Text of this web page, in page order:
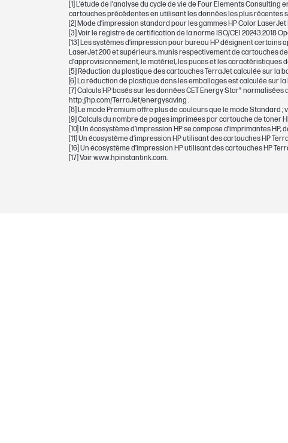
Rendement de démarrage en couleur
DIMENSIONS
Dimensions minimales (L x P x H)
Dimensions de l'emballage (L x P x H)
[1] L’étude de l’analyse du cycle de vie de Four Elements
cartouches précédentes en utilisant les données les plus récentes
[2] Mode d’impression standard pour les gammes HP Color
[3] Voir le registre de certification de la norme ISO/CEI
[13] Les systèmes d’impression pour bureau HP désignent
LaserJet 200 et supérieurs, munis respectivement de cartouches
d’approvisionnement, le matériel, les puces et les caractéristiques
[5] Réduction du plastique des cartouches TerraJet calculée sur
[6] La réduction de plastique dans les emballages est calculée sur
[7] Calculs HP basés sur les données CET Energy Star®
http://hp.com/TerraJet/energysaving .
[8] Le mode Premium offre plus de couleurs que le mode Standard
[9] Calculs du nombre de pages imprimées par cartouche de
[10] Un écosystème d’impression HP se compose d’imprimantes
[11] Un écosystème d’impression HP utilisant des cartouches HP
[16] Un écosystème d’impression HP utilisant des cartouches HP
[17] Voir www.hpinstantink.com.